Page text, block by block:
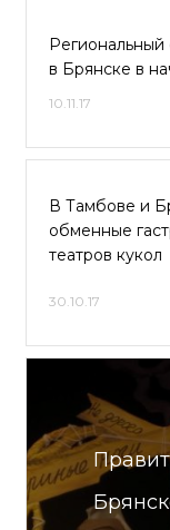
в Брянске в
10.11.17
В Тамбове и
обменные
театров кукол
30.10.17